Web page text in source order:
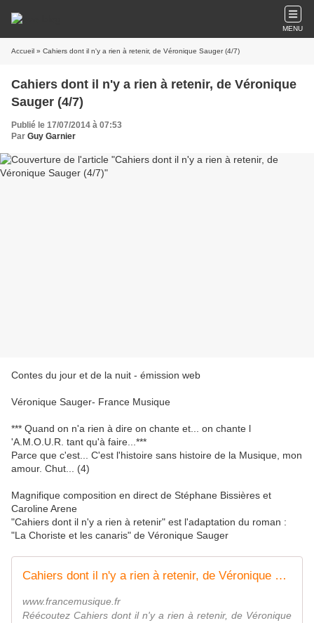
MENU
Accueil » Cahiers dont il n'y a rien à retenir, de Véronique Sauger (4/7)
Cahiers dont il n'y a rien à retenir, de Véronique
Sauger (4/7)
Publié le 17/07/2014 à 07:53
Par Guy Garnier
Contes du jour et de la nuit - émission web
Véronique Sauger- France Musique
*** Quand on n'a rien à dire on chante et... on chante l
'A.M.O.U.R. tant qu'à faire...***
Parce que c'est... C'est l'histoire sans histoire de la Musique, mon
amour. Chut... (4)
Magnifique composition en direct de Stéphane Bissières et
Caroline Arene
"Cahiers dont il n'y a rien à retenir" est l'adaptation du roman :
"La Choriste et les canaris" de Véronique Sauger
Cahiers dont il n'y a rien à retenir, de Véronique Sauger (4/7)
www.francemusique.fr
Réécoutez Cahiers dont il n'y a rien à retenir, de Véronique